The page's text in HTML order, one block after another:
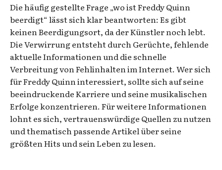
Die häufig gestellte Frage „wo ist Freddy Quinn
beerdigt“ lässt sich klar beantworten: Es gibt
keinen Beerdigungsort, da der Künstler noch lebt.
Die Verwirrung entsteht durch Gerüchte, fehlende
aktuelle Informationen und die schnelle
Verbreitung von Fehlinhalten im Internet. Wer sich
für Freddy Quinn interessiert, sollte sich auf seine
beeindruckende Karriere und seine musikalischen
Erfolge konzentrieren. Für weitere Informationen
lohnt es sich, vertrauenswürdige Quellen zu nutzen
und thematisch passende Artikel über seine
größten Hits und sein Leben zu lesen.